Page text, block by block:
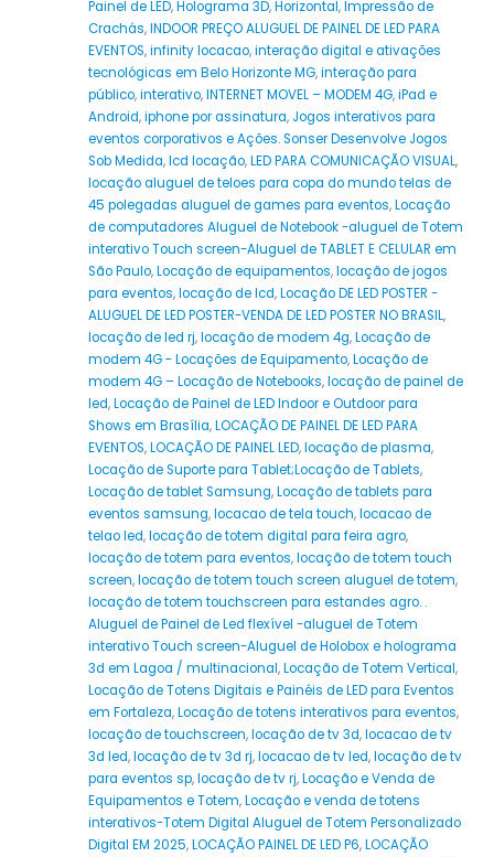
Painel de LED,Holograma 3D,Horizontal,Impressão de
Crachás,INDOOR PREÇO ALUGUEL DE PAINEL DE LED PARA
EVENTOS,infinity locacao,interação digital e ativações
tecnológicas em Belo Horizonte MG,interação para
público,interativo,INTERNET MOVEL – MODEM 4G,iPad e
Android,iphone por assinatura, Jogos interativos para
eventos corporativos e Ações. Sonser Desenvolve Jogos
Sob Medida,lcd locação,LED PARA COMUNICAÇÃO VISUAL,
locação aluguel de teloes para copa do mundo telas de
45 polegadas aluguel de games para eventos,Locação
de computadores Aluguel de Notebook -aluguel de Totem
interativo Touch screen-Aluguel de TABLET E CELULAR em
São Paulo,Locação de equipamentos,locação de jogos
para eventos,locação de lcd,Locação DE LED POSTER -
ALUGUEL DE LED POSTER-VENDA DE LED POSTER NO BRASIL,
locação de led rj,locação de modem 4g,Locação de
modem 4G - Locações de Equipamento,Locação de
modem 4G – Locação de Notebooks,locação de painel de
led,Locação de Painel de LED Indoor e Outdoor para
Shows em Brasília,LOCAÇÃO DE PAINEL DE LED PARA
EVENTOS,LOCAÇÃO DE PAINEL LED,locação de plasma,
Locação de Suporte para Tablet;Locação de Tablets,
Locação de tablet Samsung,Locação de tablets para
eventos samsung,locacao de tela touch,locacao de
telao led,locação de totem digital para feira agro,
locação de totem para eventos,locação de totem touch
screen,locação de totem touch screen aluguel de totem,
locação de totem touchscreen para estandes agro. .
Aluguel de Painel de Led flexível -aluguel de Totem
interativo Touch screen-Aluguel de Holobox e holograma
3d em Lagoa / multinacional,Locação de Totem Vertical,
Locação de Totens Digitais e Painéis de LED para Eventos
em Fortaleza,Locação de totens interativos para eventos,
locação de touchscreen,locação de tv 3d,locacao de tv
3d led,locação de tv 3d rj,locacao de tv led,locação de tv
para eventos sp,locação de tv rj,Locação e Venda de
Equipamentos e Totem,Locação e venda de totens
interativos-Totem Digital Aluguel de Totem Personalizado
Digital EM 2025,LOCAÇÃO PAINEL DE LED P6,LOCAÇÃO